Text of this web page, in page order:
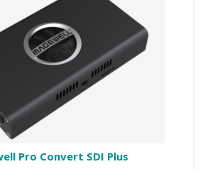
Pro Convert SDI Plus